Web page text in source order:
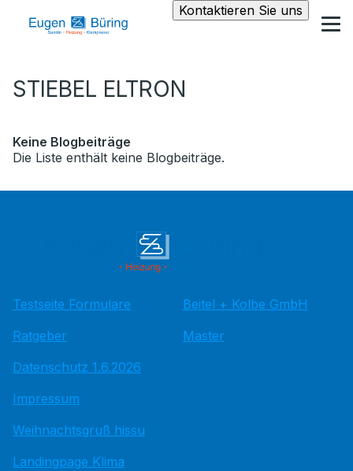
Kontaktieren Sie uns
STIEBEL ELTRON
Keine Blogbeiträge
Die Liste enthält keine Blogbeiträge.
Testseite Formulare
Ratgeber
Datenschutz 1.6.2026
Impressum
Weihnachtsgruß hissu
Landingpage Klima
Beitel + Kolbe GmbH
Master